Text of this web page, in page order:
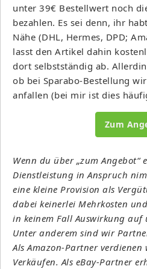
unter 39€ Bestellwert noch
bezahlen. Es sei denn, ihr
Nähe (DHL, Hermes, DPD;
lasst den Artikel dahin
dort selbstständig ab.
ob bei Sparabo-Bestellung
anfallen (bei mir ist dies
Zum
Wenn du über „zum Angebot“
Dienstleistung in Anspruch
eine kleine Provision als
dabei keinerlei Mehrkosten
in keinem Fall Auswirkung auf
Unter anderem sind wir
Als Amazon-Partner
Verkäufen. Als eBay-Partner